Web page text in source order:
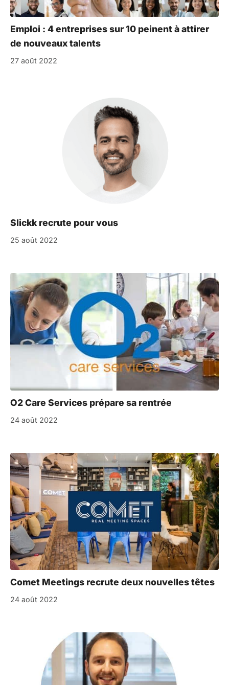
Emploi : 4 entreprises sur 10 peinent à attirer
de nouveaux talents
27 août 2022
Slickk recrute pour vous
25 août 2022
O2 Care Services prépare sa rentrée
24 août 2022
Comet Meetings recrute deux nouvelles têtes
24 août 2022